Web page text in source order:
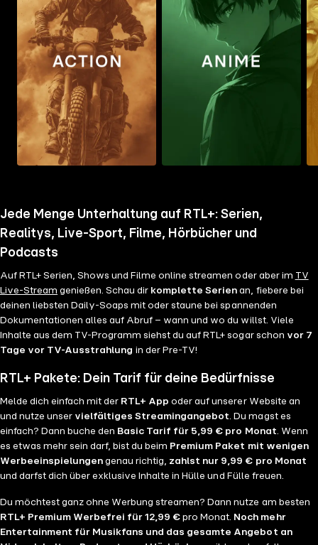
Jede Menge Unterhaltung auf RTL+: Serien,
Realitys, Live-Sport, Filme, Hörbücher und
Podcasts
Auf RTL+ Serien, Shows und Filme online streamen oder aber im TV
Live-Stream genießen. Schau dir komplette Serien an, fiebere bei
deinen liebsten Daily-Soaps mit oder staune bei spannenden
Dokumentationen alles auf Abruf – wann und wo du willst. Viele
Inhalte aus dem TV-Programm siehst du auf RTL+ sogar schon vor 7
Tage vor TV-Ausstrahlung in der Pre-TV!
RTL+ Pakete: Dein Tarif für deine Bedürfnisse
Melde dich einfach mit der RTL+ App oder auf unserer Website an
und nutze unser vielfältiges Streamingangebot. Du magst es
einfach? Dann buche den Basic Tarif für 5,99 € pro Monat. Wenn
es etwas mehr sein darf, bist du beim Premium Paket mit wenigen
Werbeeinspielungen genau richtig, zahlst nur 9,99 € pro Monat
und darfst dich über exklusive Inhalte in Hülle und Fülle freuen.
Du möchtest ganz ohne Werbung streamen? Dann nutze am besten
RTL+ Premium Werbefrei für 12,99 € pro Monat. Noch mehr
Entertainment für Musikfans und das gesamte Angebot an